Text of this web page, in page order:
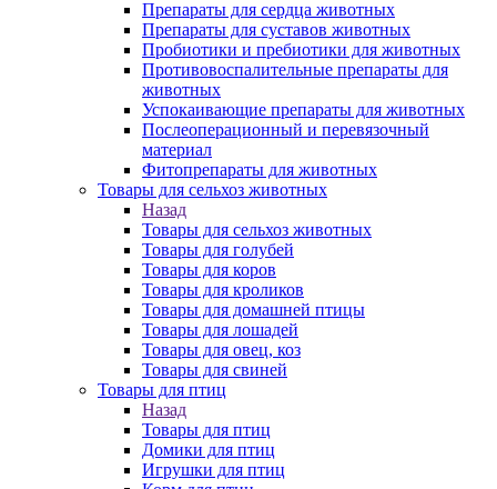
Препараты для сердца животных
Препараты для суставов животных
Пробиотики и пребиотики для животных
Противовоспалительные препараты для
животных
Успокаивающие препараты для животных
Послеоперационный и перевязочный
материал
Фитопрепараты для животных
Товары для сельхоз животных
Назад
Товары для сельхоз животных
Товары для голубей
Товары для коров
Товары для кроликов
Товары для домашней птицы
Товары для лошадей
Товары для овец, коз
Товары для свиней
Товары для птиц
Назад
Товары для птиц
Домики для птиц
Игрушки для птиц